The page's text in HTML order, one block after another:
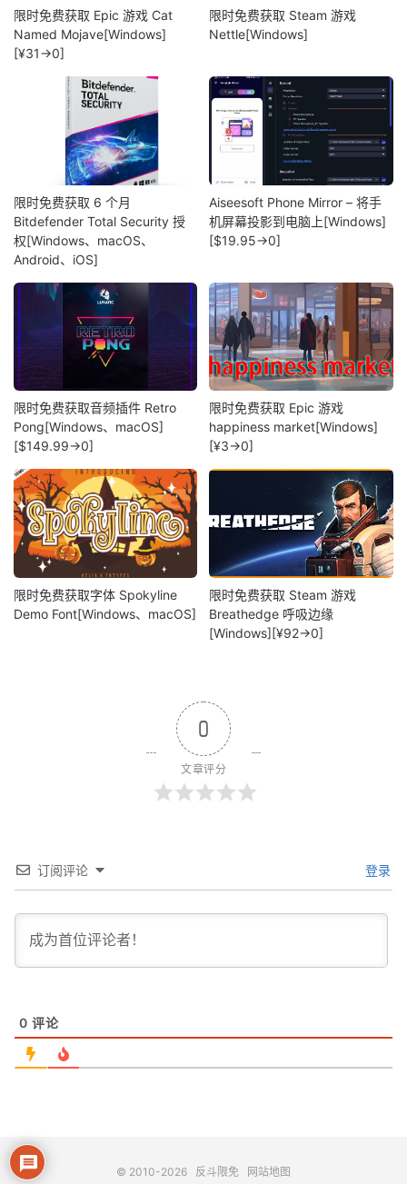
限时免费获取 Epic 游戏 Cat
Named Mojave[Windows]
[¥31→0]
限时免费获取 Steam 游戏
Nettle[Windows]
限时免费获取 6 个月
Bitdefender Total Security 授
权[Windows、macOS、
Android、iOS]
Aiseesoft Phone Mirror – 将手
机屏幕投影到电脑上[Windows]
[$19.95→0]
限时免费获取音频插件 Retro
Pong[Windows、macOS]
[$149.99→0]
限时免费获取 Epic 游戏
happiness market[Windows]
[¥3→0]
限时免费获取字体 Spokyline
Demo Font[Windows、macOS]
限时免费获取 Steam 游戏
Breathedge 呼吸边缘
[Windows][¥92→0]
0
文章评分
订阅评论 登录
0 评论
© 2010-2026 反斗限免 网站地图